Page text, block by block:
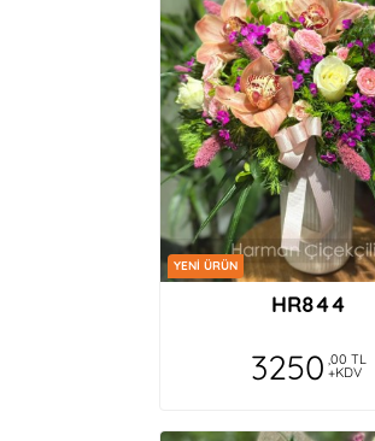
YENİ ÜRÜN
HR844
3250 ,00 TL
+KDV